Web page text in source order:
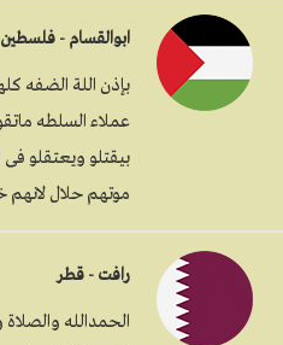
ابوالقسام - فلسطين
بإذن اللة الضفه
عملاء السلطه
بيقتلو ويعتقلو
موتهم حلال لانهم
رافت - قطر
الحمدالله